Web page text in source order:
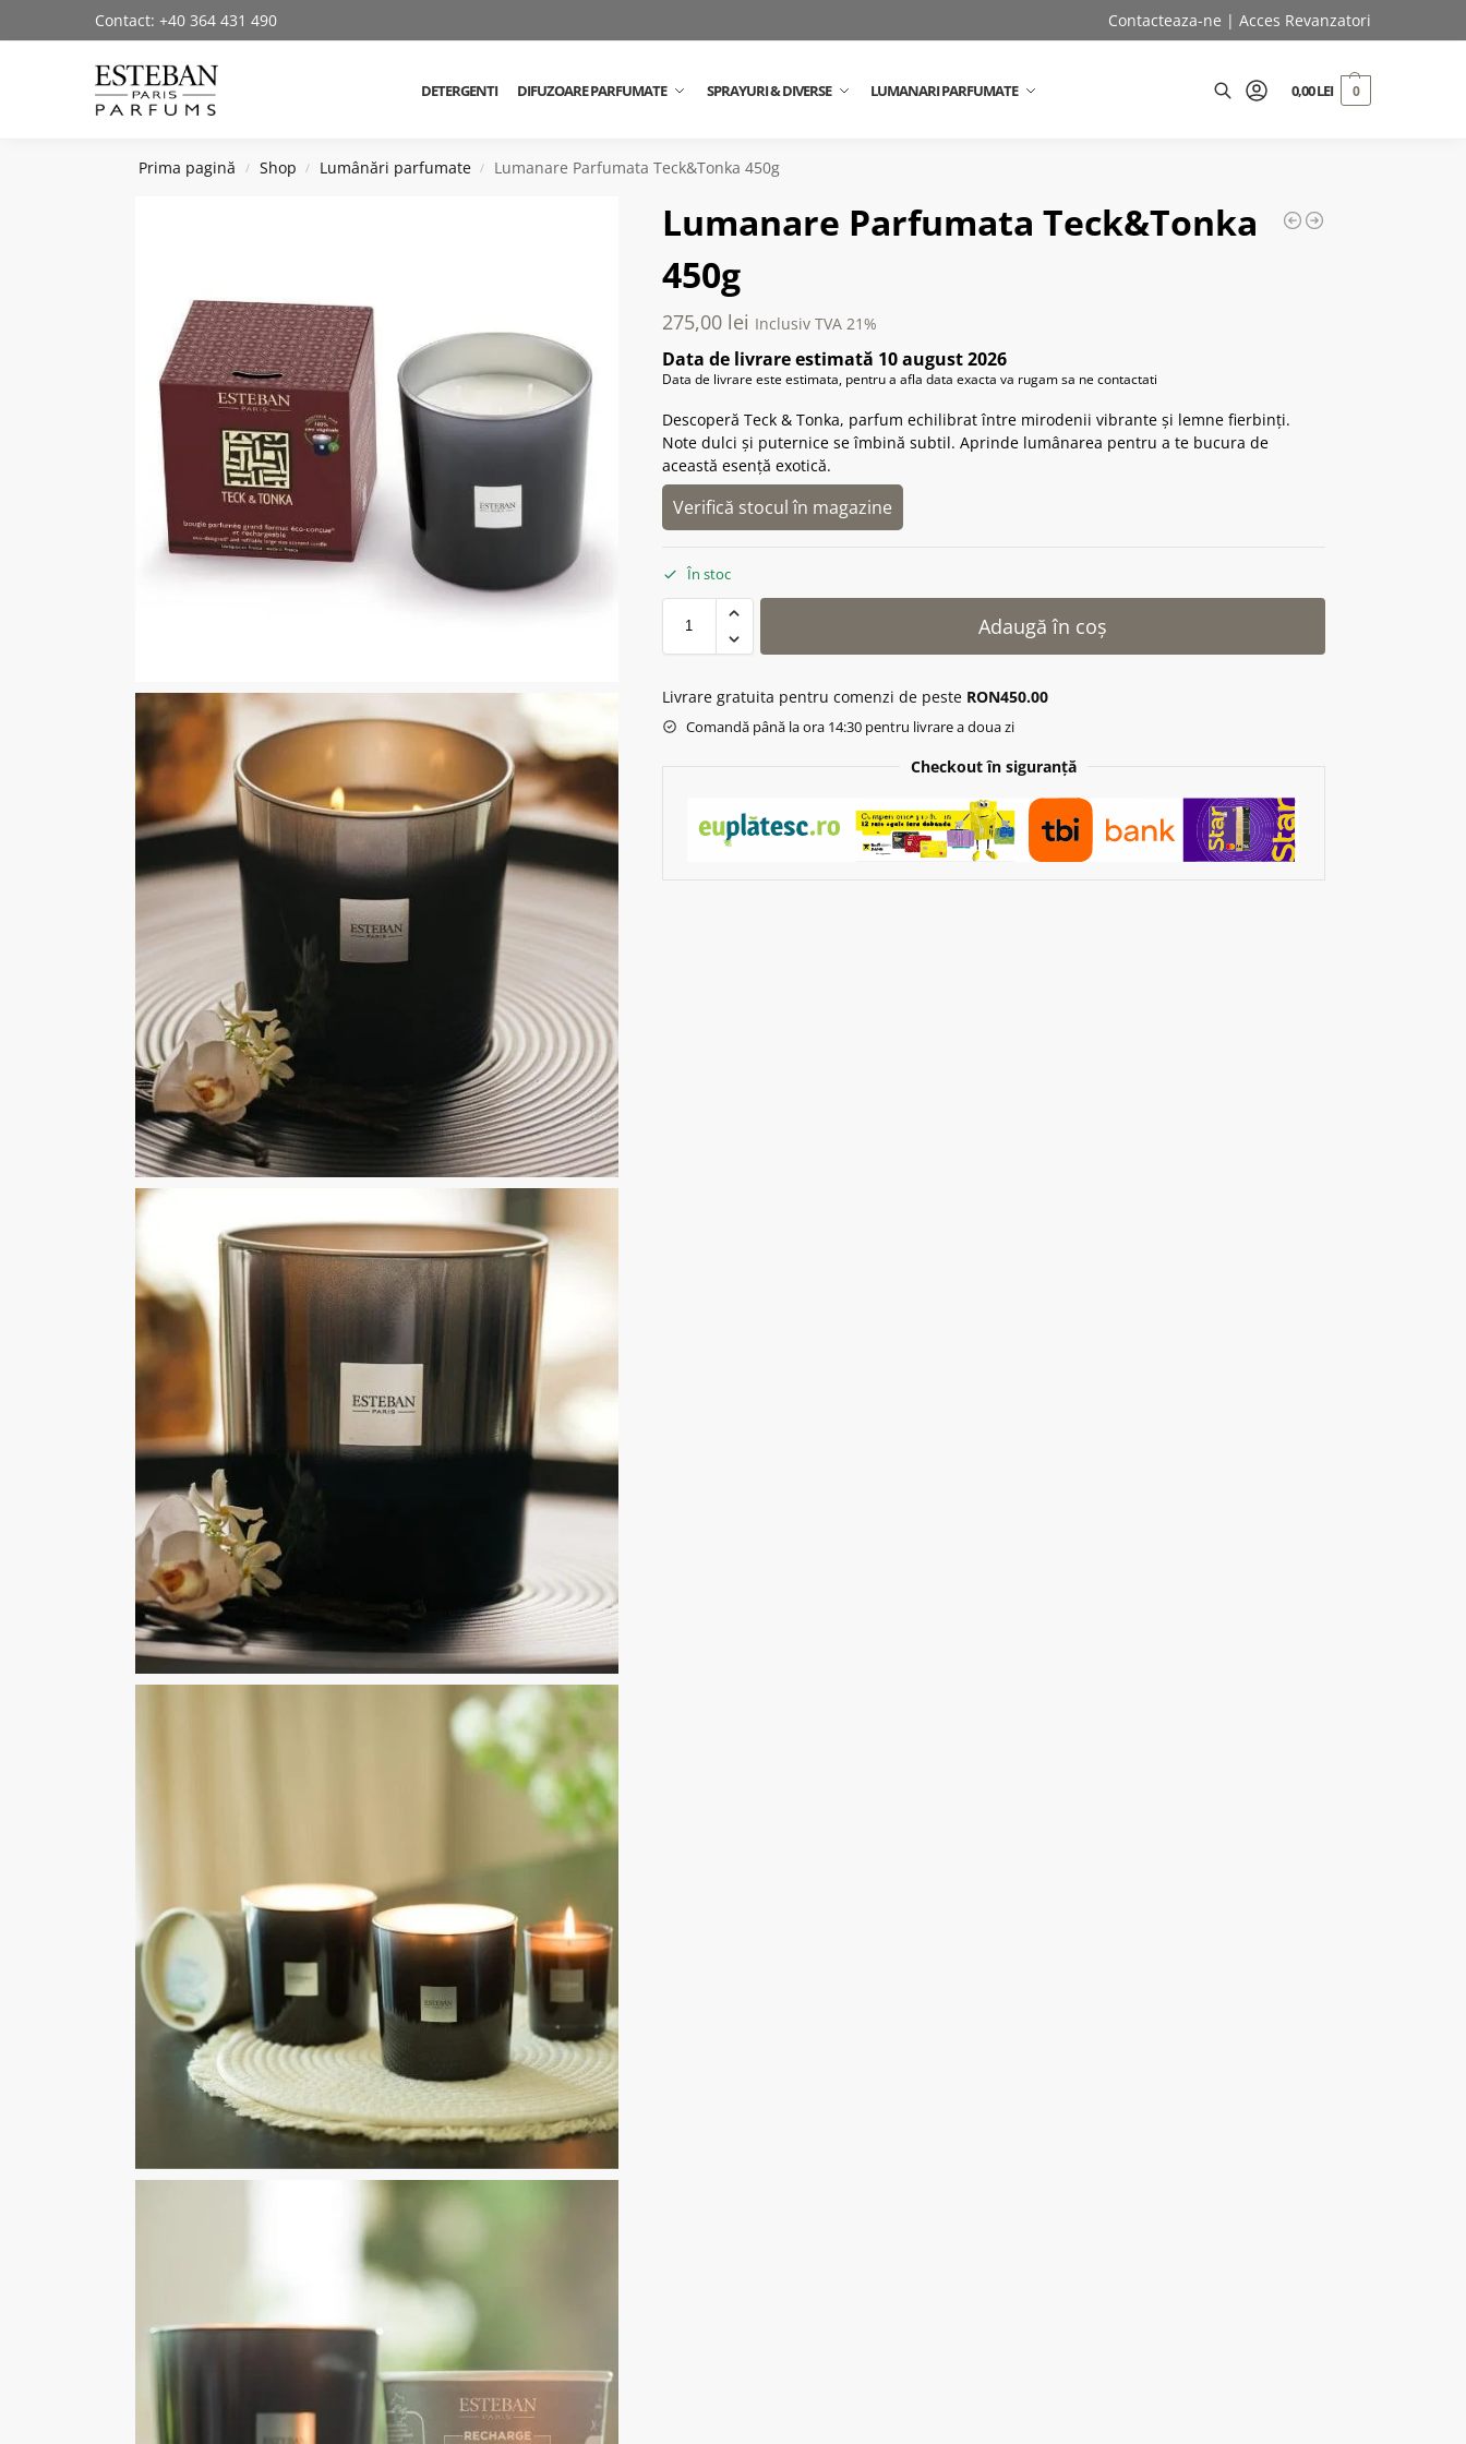
Contact: +40 364 431 490 Contacteaza-ne | Acces Revanzatori
DETERGENTI DIFUZOARE PARFUMATE SPRAYURI & DIVERSE LUMANARI PARFUMATE
Cautare produse
0,00LEI 0
Prima pagină / Shop / Lumânări parfumate / Lumanare Parfumata Teck&Tonka 450g
Lumanare Parfumata Teck&Tonka
450g
275,00 lei Inclusiv TVA 21%
Data de livrare estimată 10 august 2026
Data de livrare este estimata, pentru a afla data exacta va rugam sa ne contactati
Descoperă Teck & Tonka, parfum echilibrat între mirodenii vibrante și lemne fierbinți.
Note dulci și puternice se îmbină subtil. Aprinde lumânarea pentru a te bucura de
această esență exotică.
Verifică stocul în magazine
În stoc
Adaugă în coș
Livrare gratuita pentru comenzi de pesteRON450.00
Comandă până la ora 14:30 pentru livrare a doua zi
Checkout în siguranță